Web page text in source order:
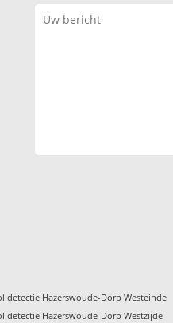
detectie Hazerswoude-Dorp Westeinde
detectie Hazerswoude-Dorp Westzijde